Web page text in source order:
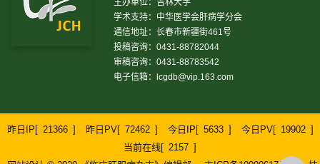
主办单位：吉林大学
学术支持：中华医学会肝病学分会
通信地址：长春市新疆街461号
投稿咨询：0431-88782044
审稿咨询：0431-88783542
电子信箱：
lcgdb@vip.163.com
昨日IP[ 21366 ] 昨日PV[ 72462 ] 今日IP[ 5633 ] 今日PV[ 19902 ]
当前在线[ 2157 ]